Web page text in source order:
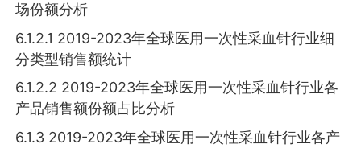
场份额分析
6.1.2.1 2019-2023年全球医用一次性采血针行业细
分类型销售额统计
6.1.2.2 2019-2023年全球医用一次性采血针行业各
产品销售额份额占比分析
6.1.3 2019-2023年全球医用一次性采血针行业各产